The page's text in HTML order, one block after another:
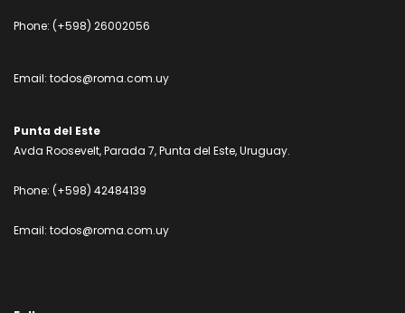
Phone: (+598) 26002056
Email: todos@roma.com.uy
Punta del Este
Avda Roosevelt, Parada 7, Punta del Este, Uruguay.
Phone: (+598) 42484139
Email: todos@roma.com.uy